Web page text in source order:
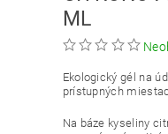
ML
Ekologický gél na
prístupných
Na báze kyseliny